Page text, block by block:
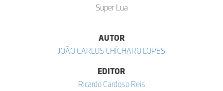
Super Lua
AUTOR
JOÃO CARLOS CHÍCHARO LOPES
EDITOR
Ricardo Cardoso Reis